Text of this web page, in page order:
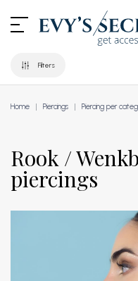
Filters
Home Piercings Piercing per
Rook /
piercings